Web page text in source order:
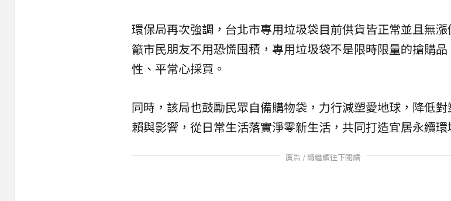
環保局再次強調，台北市專用垃圾袋目前供貨皆正常並且無
籲市民朋友不用恐慌囤積，專用垃圾袋不是限時限量的搶購
性、平常心採買。
同時，該局也鼓勵民眾自備購物袋，力行減塑愛地球，降低
賴與影響，從日常生活落實淨零新生活，共同打造宜居永續環
廣告 / 請繼續往下閱讀